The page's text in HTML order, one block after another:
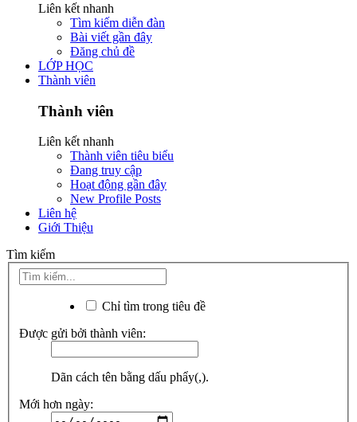
Liên kết nhanh
Tìm kiếm diễn đàn
Bài viết gần đây
Đăng chủ đề
LỚP HỌC
Thành viên
Thành viên
Liên kết nhanh
Thành viên tiêu biểu
Đang truy cập
Hoạt động gần đây
New Profile Posts
Liên hệ
Giới Thiệu
Tìm kiếm
Chỉ tìm trong tiêu đề
Được gửi bởi thành viên:
Dãn cách tên bằng dấu phẩy(,).
Mới hơn ngày: